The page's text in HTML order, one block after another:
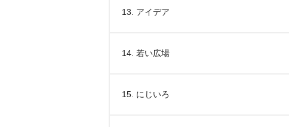
13. アイデア
14. 若い広場
15. にじいろ